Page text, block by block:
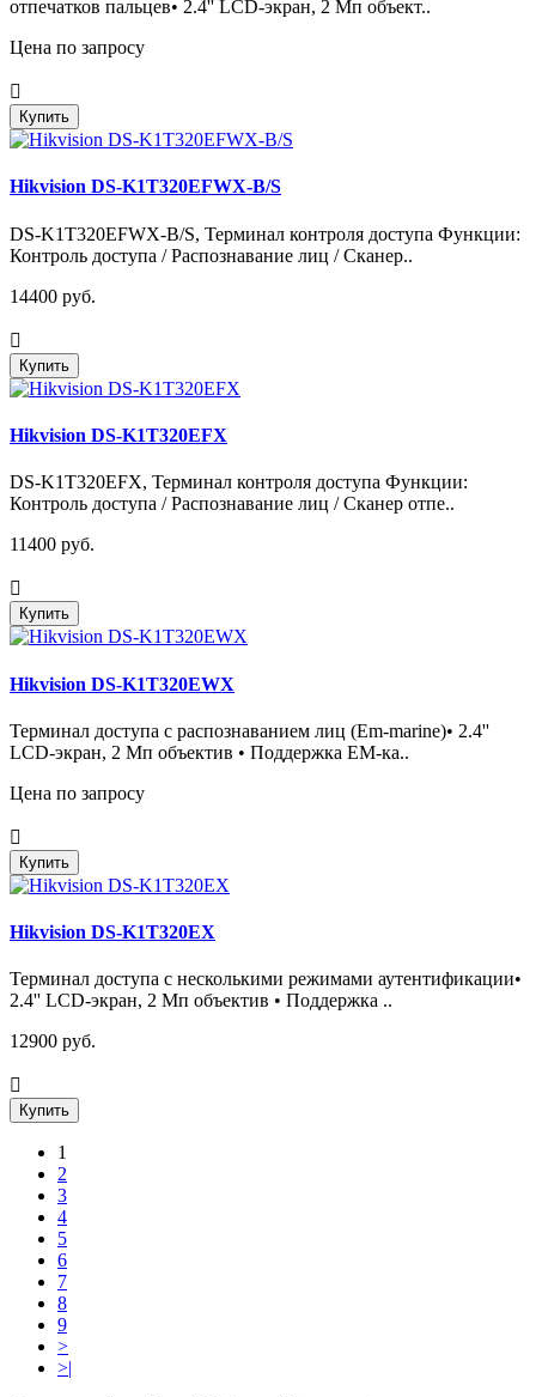
отпечатков пальцев• 2.4'' LCD-экран, 2 Мп объект..
Цена по запросу
Купить
Hikvision DS-K1T320EFWX-B/S
DS-K1T320EFWX-B/S, Терминал контроля доступа Функции:
Контроль доступа / Распознавание лиц / Сканер..
14400 руб.
Купить
Hikvision DS-K1T320EFX
DS-K1T320EFX, Терминал контроля доступа Функции:
Контроль доступа / Распознавание лиц / Сканер отпе..
11400 руб.
Купить
Hikvision DS-K1T320EWX
Терминал доступа с распознаванием лиц (Em-marine)• 2.4''
LCD-экран, 2 Мп объектив • Поддержка EM-ка..
Цена по запросу
Купить
Hikvision DS-K1T320EX
Терминал доступа с несколькими режимами аутентификации•
2.4'' LCD-экран, 2 Мп объектив • Поддержка ..
12900 руб.
Купить
1
2
3
4
5
6
7
8
9
>
>|